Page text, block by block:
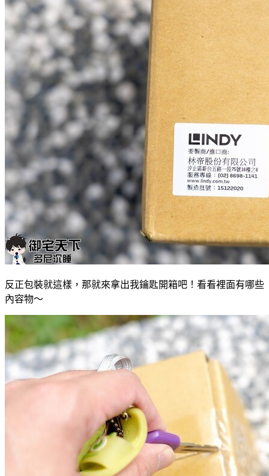
反正包裝就這樣，那就來拿出我鑰匙開箱吧！看看裡面有哪些
內容物～